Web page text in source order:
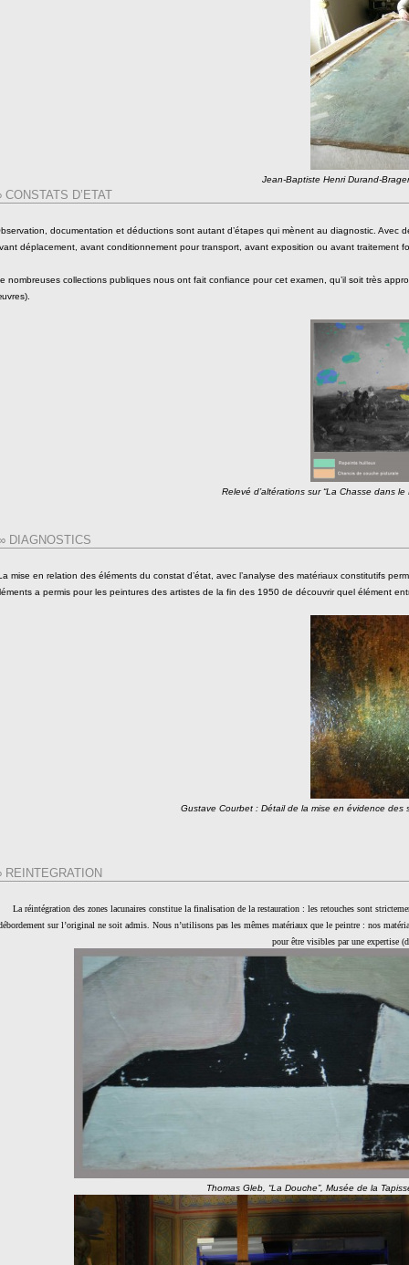
Jean-Baptiste Henri Durand-
CONSTATS D’ETAT
documentation et déductions sont autant d’étapes qui mènent au diagnostic. Avec
déplacement, avant conditionnement pour transport, avant exposition ou avant traitement
nombreuses collections publiques nous ont fait confiance pour cet examen, qu’il soit très
Relevé d’altérations sur “La Chasse dans
DIAGNOSTICS
mise en relation des éléments du constat d’état, avec l’analyse des matériaux constitutifs
a permis pour les peintures des artistes de la fin des 1950 de découvrir quel élément
Gustave Courbet : Détail de la mise en évidence
REINTEGRATION
La réintégration des zones lacunaires constitue la finalisation de la restauration : les retouches sont
sur l’original ne soit admis. Nous n’utilisons pas les mêmes matériaux que le peintre : nos
pour être visibles par une expertise
Thomas Gleb, “La Douche”, Musée de la